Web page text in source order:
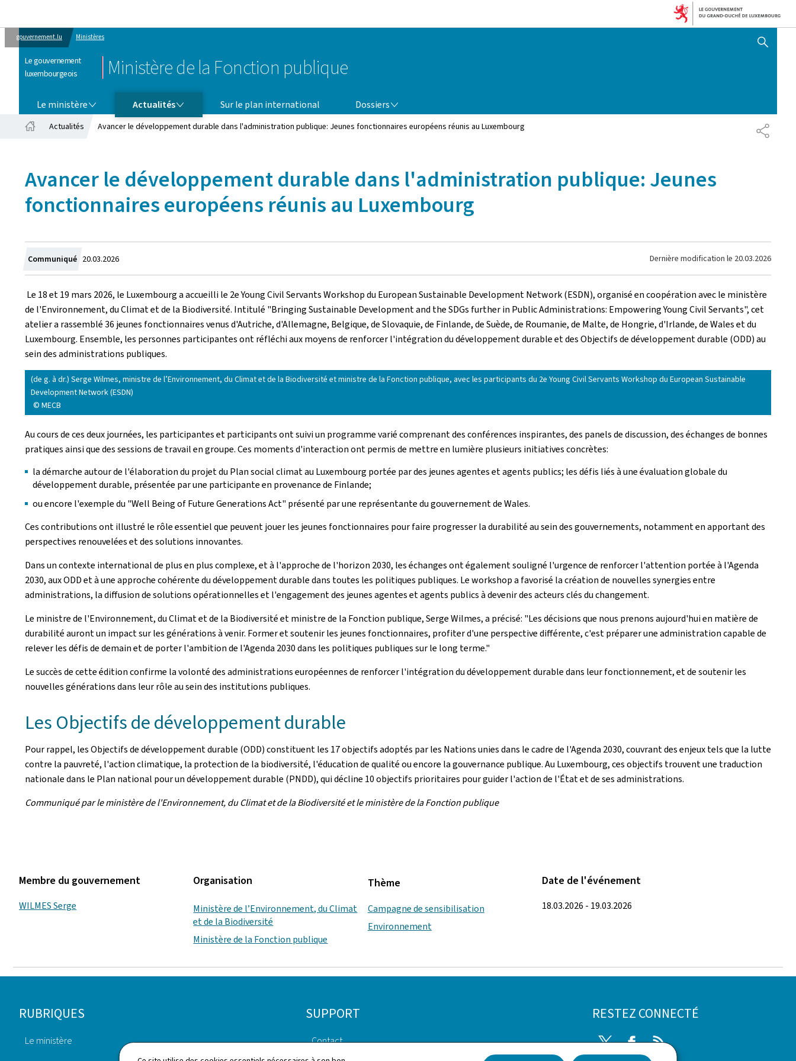
gouvernement.lu Ministères
Le gouvernement
luxembourgeois
Ministère de la Fonction publique
AFFICHER / MASQUER
Le ministère Actualités
ACTUALITÉS
Sur le plan international Dossiers
Actualités Avancer le développement durable dans l'administration publique: Jeunes fonctionnaires européens réunis au Luxembourg
Avancer le développement durable dans l'administration publique: Jeunes
fonctionnaires européens réunis au Luxembourg
Communiqué Crée
le
20.03.2026 Dernière modification le 20.03.2026
Le 18 et 19 mars 2026, le Luxembourg a accueilli le 2eYoung Civil Servants Workshopdu European Sustainable Development Network(ESDN), organisé en coopération avec le ministère
de l'Environnement, du Climat et de la Biodiversité. Intitulé "Bringing Sustainable Development and the SDGs further in Public Administrations: Empowering Young Civil Servants", cet
atelier a rassemblé 36 jeunes fonctionnaires venus d'Autriche, d'Allemagne, Belgique, de Slovaquie, de Finlande, de Suède, de Roumanie, de Malte, de Hongrie, d'Irlande, de Wales et du
Luxembourg. Ensemble, les personnes participantes ont réfléchi aux moyens de renforcer l'intégration du développement durable et des Objectifs de développement durable (ODD) au
sein des administrations publiques.
(de g. à dr.) Serge Wilmes, ministre de l’Environnement, du Climat et de la Biodiversité et ministre de la Fonction publique, avec les participants du 2e Young Civil Servants Workshop du European Sustainable
Development Network (ESDN)
© MECB
Au cours de ces deux journées, les participantes et participants ont suivi un programme varié comprenant des conférences inspirantes, des panels de discussion, des échanges de bonnes
pratiques ainsi que des sessions de travail en groupe. Ces moments d'interaction ont permis de mettre en lumière plusieurs initiatives concrètes:
la démarche autour de l'élaboration du projet du Plan social climat au Luxembourg portée par des jeunes agentes et agents publics; les défis liés à une évaluation globale du
développement durable, présentée par une participante en provenance de Finlande;
ou encore l'exemple du "Well Being of Future Generations Act" présenté par une représentante du gouvernement de Wales.
Ces contributions ont illustré le rôle essentiel que peuvent jouer les jeunes fonctionnaires pour faire progresser la durabilité au sein des gouvernements, notamment en apportant des
perspectives renouvelées et des solutions innovantes.
Dans un contexte international de plus en plus complexe, et à l'approche de l'horizon 2030, les échanges ont également souligné l'urgence de renforcer l'attention portée à l'Agenda
2030, aux ODD et à une approche cohérente du développement durable dans toutes les politiques publiques. Le workshop a favorisé la création de nouvelles synergies entre
administrations, la diffusion de solutions opérationnelles et l'engagement des jeunes agentes et agents publics à devenir des acteurs clés du changement.
Le ministre de l'Environnement, du Climat et de la Biodiversité et ministre de la Fonction publique, Serge Wilmes, a précisé: "Les décisions que nous prenons aujourd'hui en matière de
durabilité auront un impact sur les générations à venir. Former et soutenir les jeunes fonctionnaires, profiter d'une perspective différente, c'est préparer une administration capable de
relever les défis de demain et de porter l'ambition de l'Agenda 2030 dans les politiques publiques sur le long terme."
Le succès de cette édition confirme la volonté des administrations européennes de renforcer l'intégration du développement durable dans leur fonctionnement, et de soutenir les
nouvelles générations dans leur rôle au sein des institutions publiques.
Les Objectifs de développement durable
Pour rappel, les Objectifs de développement durable (ODD) constituent les 17 objectifs adoptés par les Nations unies dans le cadre de l'Agenda 2030, couvrant des enjeux tels que la lutte
contre la pauvreté, l'action climatique, la protection de la biodiversité, l'éducation de qualité ou encore la gouvernance publique. Au Luxembourg, ces objectifs trouvent une traduction
nationale dans le Plan national pour un développement durable (PNDD), qui décline 10 objectifs prioritaires pour guider l'action de l'État et de ses administrations.
Communiqué par le ministère de l'Environnement, du Climat et de la Biodiversité et le ministère de la Fonction publique
Membre du gouvernement
WILMES Serge
Organisation
Ministère de l’Environnement, du Climat
et de la Biodiversité
Ministère de la Fonction publique
Thème
Campagne de sensibilisation
Environnement
Date de l'événement
18.03.2026 - 19.03.2026
Pied
de
RUBRIQUES
Le ministère
SUPPORT
Contact
RESTEZ CONNECTÉ
TwitterFacebook
RSS